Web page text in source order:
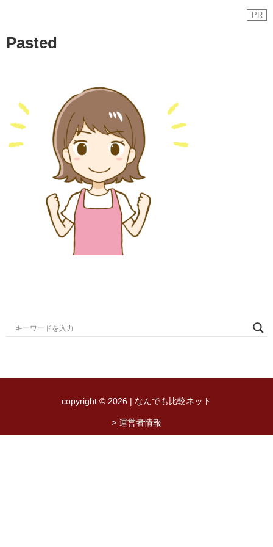
PR
Pasted
copyright © 2026 | なんでも比較ネット
> 運営者情報